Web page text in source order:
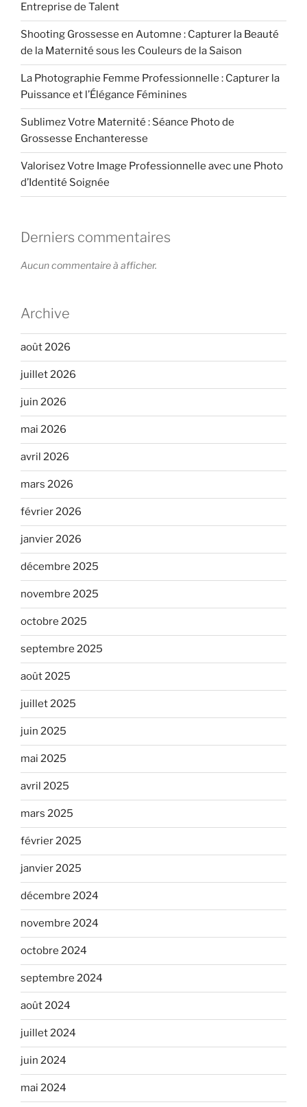
Entreprise de Talent
Shooting Grossesse en Automne : Capturer la Beauté
de la Maternité sous les Couleurs de la Saison
La Photographie Femme Professionnelle : Capturer la
Puissance et l’Élégance Féminines
Sublimez Votre Maternité : Séance Photo de
Grossesse Enchanteresse
Valorisez Votre Image Professionnelle avec une Photo
d’Identité Soignée
Derniers commentaires
Aucun commentaire à afficher.
Archive
août 2026
juillet 2026
juin 2026
mai 2026
avril 2026
mars 2026
février 2026
janvier 2026
décembre 2025
novembre 2025
octobre 2025
septembre 2025
août 2025
juillet 2025
juin 2025
mai 2025
avril 2025
mars 2025
février 2025
janvier 2025
décembre 2024
novembre 2024
octobre 2024
septembre 2024
août 2024
juillet 2024
juin 2024
mai 2024